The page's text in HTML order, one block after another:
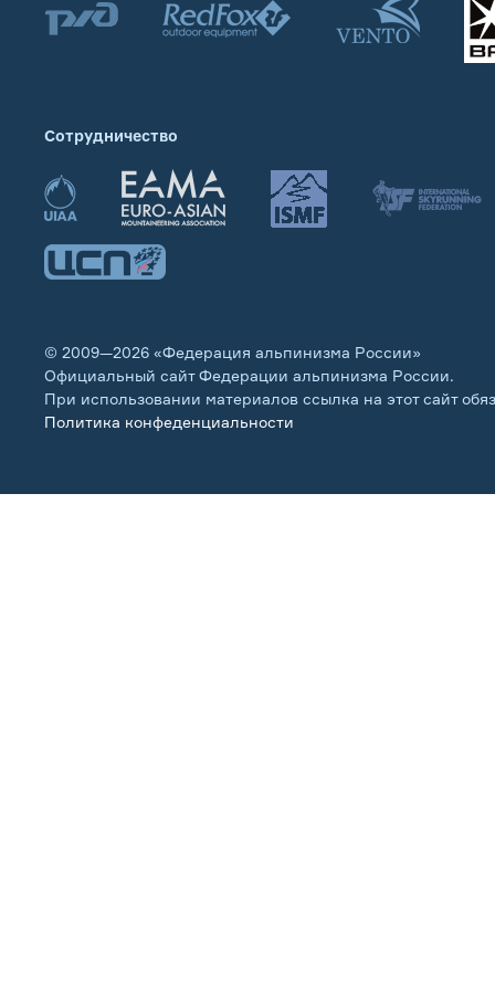
Сотрудничество
© 2009—2026 «Федерация альпинизма России»
Официальный сайт Федерации альпинизма России.
При использовании материалов ссылка на этот сайт
Политика конфеденциальности